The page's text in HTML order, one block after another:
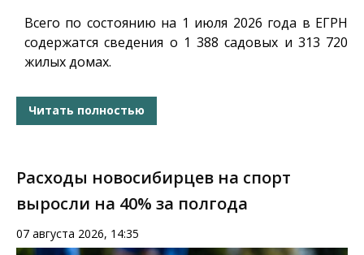
Всего по состоянию на 1 июля 2026 года в ЕГРН
содержатся сведения о 1 388 садовых и 313 720
жилых домах.
Читать полностью
Расходы новосибирцев на спорт
выросли на 40% за полгода
07 августа 2026, 14:35